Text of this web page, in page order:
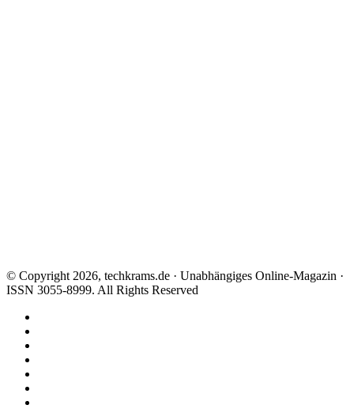
© Copyright 2026, techkrams.de · Unabhängiges Online-Magazin ·
ISSN 3055-8999. All Rights Reserved